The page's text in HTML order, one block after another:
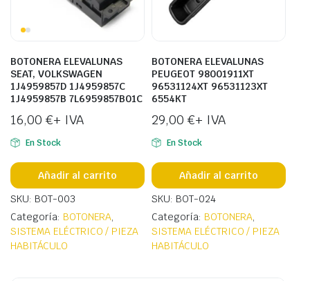
BOTONERA ELEVALUNAS
SEAT, VOLKSWAGEN
1J4959857D 1J4959857C
1J4959857B 7L6959857B01C
16,00 €+ IVA
En Stock
Añadir al carrito
SKU: BOT-003
Categoría: BOTONERA,
SISTEMA ELÉCTRICO / PIEZA
HABITÁCULO
BOTONERA ELEVALUNAS
PEUGEOT 98001911XT
96531124XT 96531123XT
6554KT
29,00 €+ IVA
En Stock
Añadir al carrito
SKU: BOT-024
Categoría: BOTONERA,
SISTEMA ELÉCTRICO / PIEZA
HABITÁCULO